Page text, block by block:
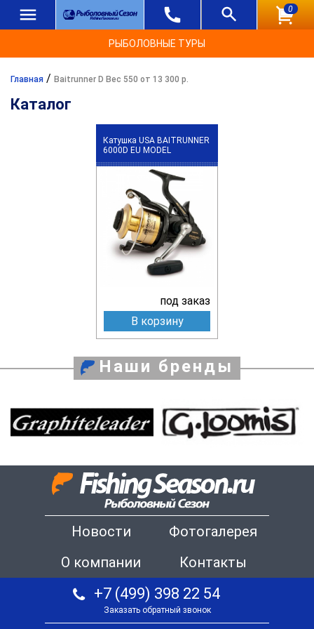
0
РЫБОЛОВНЫЕ ТУРЫ
Главная / Baitrunner D Вес 550 от 13 300 р.
Каталог
Катушка USA BAITRUNNER
6000D EU MODEL
под заказ
В корзину
Наши бренды
Новости
Фотогалерея
О компании
Контакты
+7 (499) 398 22 54
Заказать обратный звонок